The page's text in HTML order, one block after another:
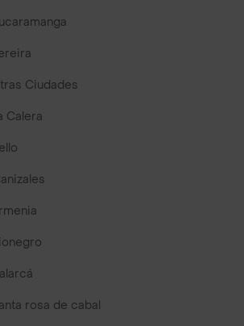
Ciudades
Calera
rosa de cabal